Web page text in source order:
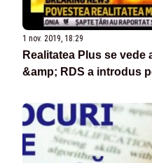
1 nov. 2019, 18:29
Realitatea Plus se vede
&amp; RDS a introdus